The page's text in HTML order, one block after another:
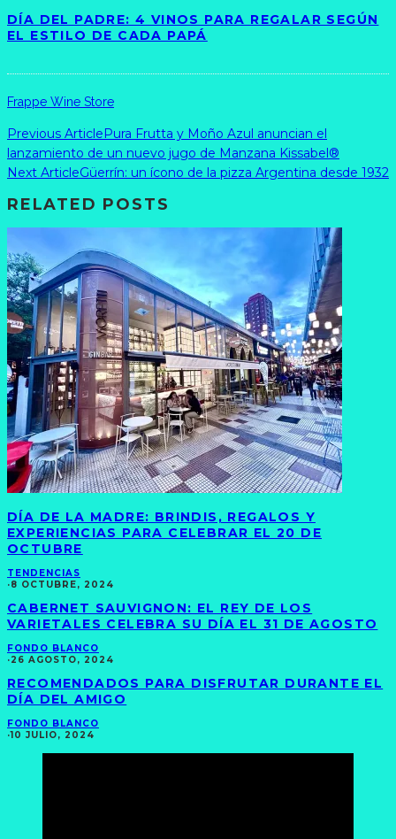
DÍA DEL PADRE: 4 VINOS PARA REGALAR SEGÚN
EL ESTILO DE CADA PAPÁ
Frappe Wine Store
Previous Article Pura Frutta y Moño Azul anuncian el
lanzamiento de un nuevo jugo de Manzana Kissabel®
Next ArticleGüerrín: un ícono de la pizza Argentina desde 1932
RELATED POSTS
DÍA DE LA MADRE: BRINDIS, REGALOS Y
EXPERIENCIAS PARA CELEBRAR EL 20 DE
OCTUBRE
TENDENCIAS
·8 OCTUBRE, 2024
CABERNET SAUVIGNON: EL REY DE LOS
VARIETALES CELEBRA SU DÍA EL 31 DE AGOSTO
FONDO BLANCO
·26 AGOSTO, 2024
RECOMENDADOS PARA DISFRUTAR DURANTE EL
DÍA DEL AMIGO
FONDO BLANCO
·10 JULIO, 2024